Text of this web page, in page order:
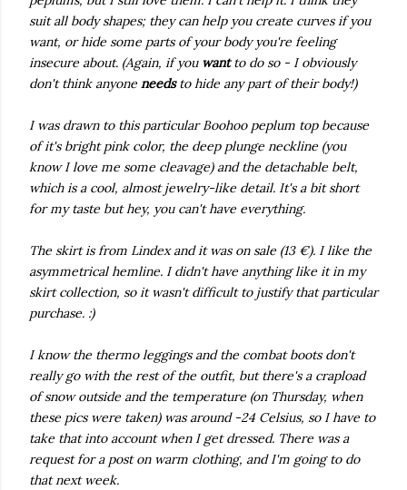
suit all body shapes; they can help you create curves if you
want, or hide some parts of your body you're feeling
insecure about. (Again, if you wantto do so - I obviously
don't think anyone needsto hide any part of their body!)
I was drawn to this particular Boohoo peplum top because
of it's bright pink color, the deep plunge neckline (you
know I love me some cleavage) and the detachable belt,
which is a cool, almost jewelry-like detail. It's a bit short
for my taste but hey, you can't have everything.
The skirt is from Lindex and it was on sale (13 €). I like the
asymmetrical hemline. I didn't have anything like it in my
skirt collection, so it wasn't difficult to justify that particular
purchase. :)
I know the thermo leggings and the combat boots don't
really go with the rest of the outfit, but there's a crapload
of snow outside and the temperature (on Thursday, when
these pics were taken) was around -24 Celsius, so I have to
take that into account when I get dressed. There was a
request for a post on warm clothing, and I'm going to do
that next week.